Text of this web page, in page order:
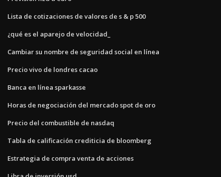
Lista de cotizaciones de valores de s & p 500
¿qué es el aparejo de velocidad_
Cambiar su nombre de seguridad social en línea
Precio vivo de londres cacao
Banca en línea sparkasse
Horas de negociación del mercado spot de oro
Precio del combustible de nasdaq
Tabla de calificación crediticia de bloomberg
Estrategia de compra venta de acciones